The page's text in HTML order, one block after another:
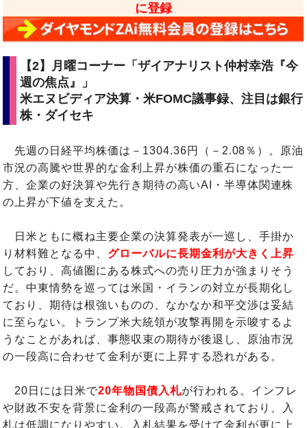
に登録
【2】月曜コーナー「ザイアナリスト仲村幸浩『今
週の焦点』」
米エヌビディア決算・米FOMC議事録、注目は銀行
株・ダイセキ
先週の日経平均株価は－1304.36円（－2.08％）。原油
市況の高騰や世界的な金利上昇が株価の重石になった一
方、企業の好決算や先行き期待の高いAI・半導体関連株
の上昇が下値を支えた。
日米ともに概ね主要企業の決算発表が一巡し、手掛か
り材料難となる中、 グローバルに長期金利が大きく上昇
しており、高値圏にある株式への売り圧力が強まりそう
だ。中東情勢を巡っては米国・イランの対立が長期化し
ており、期待は根強いものの、なかなか和平交渉は妥結
に至らない。トランプ米大統領が攻撃再開を示唆するよ
うなことがあれば、事態収束の期待が後退し、原油市況
の一段高に合わせて金利が更に上昇する恐れがある。
20日には日米で20年物国債入札が行われる。インフレ
や財政不安を背景に金利の一段高が警戒されており、入
札は低調になりやすい。入札結果を受けて金利が更に上